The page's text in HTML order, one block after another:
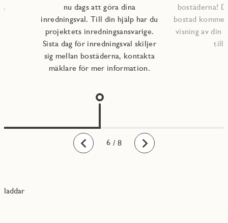
Bakåt
nu dags att göra dina
inredningsval. Till din hjälp har du
projektets inredningsansvarige.
Sista dag för inredningsval skiljer
sig mellan bostäderna, kontakta
mäklare för mer information.
bostäderna!
bostad
visning av din
Framåt
1
2
3
4
5
6
7
8 / 8
laddar